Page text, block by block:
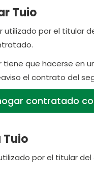
Tuio
utilizado por el titular
que hacerse en
el contrato del
contratado
por el titular